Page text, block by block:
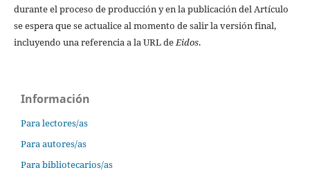
durante el proceso de producción y en la publicación del Artículo
se espera que se actualice al momento de salir la versión final,
incluyendo una referencia a la URL deEidos.
Información
Para lectores/as
Para autores/as
Para bibliotecarios/as